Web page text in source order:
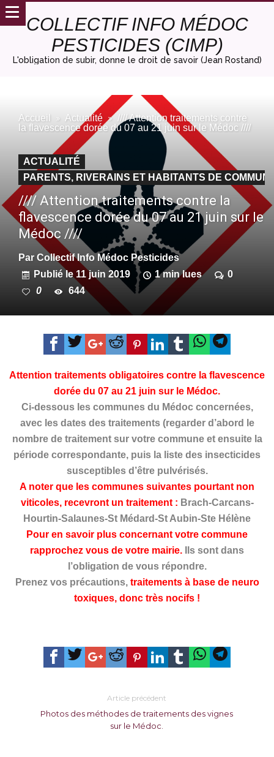
COLLECTIF INFO MÉDOC
PESTICIDES (CIMP)
L'obligation de subir, donne le droit de savoir (Jean Rostand)
Accueil Actualité
//// Attention traitements contre
la flavescence dorée du 07 au 21 juin sur le Médoc ////
ACTUALITÉ
PARENTS, RIVERAINS ET HABITANTS DE
//// Attention traitements contre la
flavescence dorée du 07 au 21 juin sur le
Médoc ////
Par Collectif Info Médoc Pesticides
Publié le 11 juin 2019 1 min lues
0
0
644
Attention traitements obligatoires contre la flavescence
dorée du 07 au 21 juin sur le Médoc.
Ci-dessous les communes du Médoc concernées,
avec les dates des traitements (regarder d’abord le
nombre de traitement sur votre commune et ensuite la
période correspondante, puis la liste des insecticides
susceptibles d’être pulvérisés.
A noter que les communes suivantes pourtant non
viticoles, recevront un traitement : Brach-Carcans-
Hourtin-Salaunes-St Médard-St Aubin-Ste Hélène
Pour en savoir plus concernant votre commune
rapprochez vous de votre mairie. Ils sont dans
l’obligation de vous répondre.
Prenez vos précautions,traitements à base de neuro
toxiques, donc très nocifs !
Article précédent
Photos des méthodes de traitements des vignes
sur le Médoc.